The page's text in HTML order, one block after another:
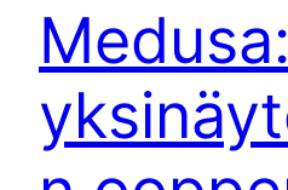
Medusa: